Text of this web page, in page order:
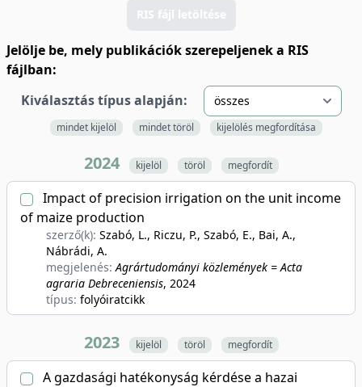
RIS fájl letöltése
Jelölje be, mely publikációk szerepeljenek a RIS
fájlban:
Kiválasztás típus alapján:
mindet kijelöl mindet töröl kijelölés megfordítása
2024 kijelöl töröl megfordít
Impact of precision irrigation on the unit income
of maize production
szerző(k): Szabó, L., Riczu, P., Szabó, E., Bai, A.,
Nábrádi, A.
megjelenés:Agrártudományi közlemények = Acta
agraria Debreceniensis, 2024
típus: folyóiratcikk
2023 kijelöl töröl megfordít
A gazdasági hatékonyság kérdése a hazai